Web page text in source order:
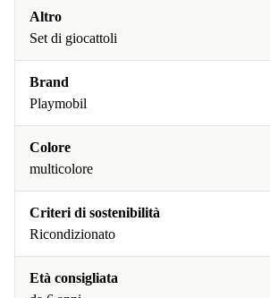
Altro
Set di giocattoli
Brand
Playmobil
Colore
multicolore
Criteri di sostenibilità
Ricondizionato
Età consigliata